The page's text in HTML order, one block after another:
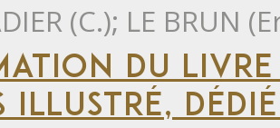
(C.); LE BRUN
DU
ILLUSTRÉ,